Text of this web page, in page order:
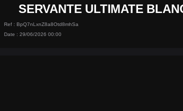
SERVANTE ULTIMATE
Ref : BpQ7nLxnZ8a8Otd8mhSa
Date : 29/06/2026 00:00